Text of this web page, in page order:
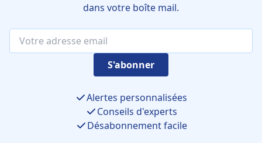
dans votre boîte mail.
S'abonner
Alertes personnalisées
Conseils d'experts
Désabonnement facile